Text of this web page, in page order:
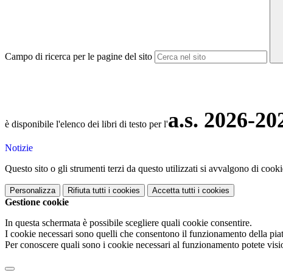
Campo di ricerca per le pagine del sito
è disponibile l'elenco dei libri di testo per l'a.s. 2026-
Notizie
Questo sito o gli strumenti terzi da questo utilizzati si avvalgono di
Personalizza Rifiuta tutti i cookies Accetta tutti i cookies
Gestione cookie
In questa schermata è possibile scegliere quali cookie consentire.
I cookie necessari sono quelli che consentono il funzionamento della
Per conoscere quali sono i cookie necessari al funzionamento potete